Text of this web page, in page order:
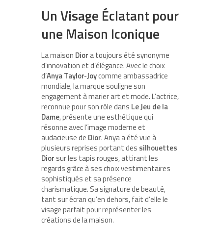
Un Visage Éclatant pour
une Maison Iconique
La maison Dior a toujours été synonyme
d’innovation et d’élégance. Avec le choix
d’Anya Taylor-Joycomme ambassadrice
mondiale, la marque souligne son
engagement à marier art et mode. L’actrice,
reconnue pour son rôle dans Le Jeu de la
Dame, présente une esthétique qui
résonne avec l’image moderne et
audacieuse de Dior. Anya a été vue à
plusieurs reprises portant des silhouettes
Dior sur les tapis rouges, attirant les
regards grâce à ses choix vestimentaires
sophistiqués et sa présence
charismatique. Sa signature de beauté,
tant sur écran qu’en dehors, fait d’elle le
visage parfait pour représenter les
créations de la maison.